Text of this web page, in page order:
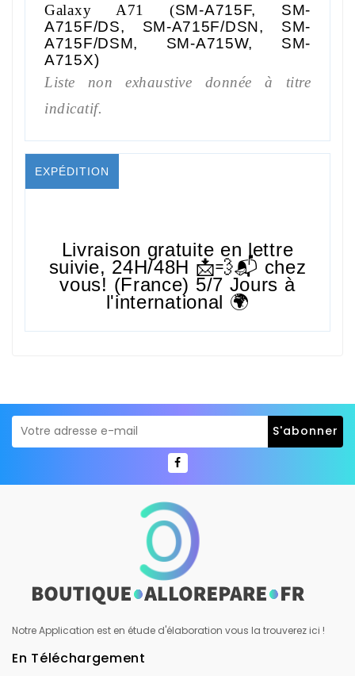
Galaxy A71(SM-A715F, SM-
A715F/DS, SM-A715F/DSN, SM-
A715F/DSM, SM-A715W, SM-
A715X)
Liste non exhaustive donnée à titre
indicatif.
EXPÉDITION
Livraison gratuite en lettre
suivie, 24H/48H 📩💨📬 chez
vous! (France) 5/7 Jours à
l'international 🌍
Notre Application est en étude d'élaboration vous la trouverez ici !
En Téléchargement